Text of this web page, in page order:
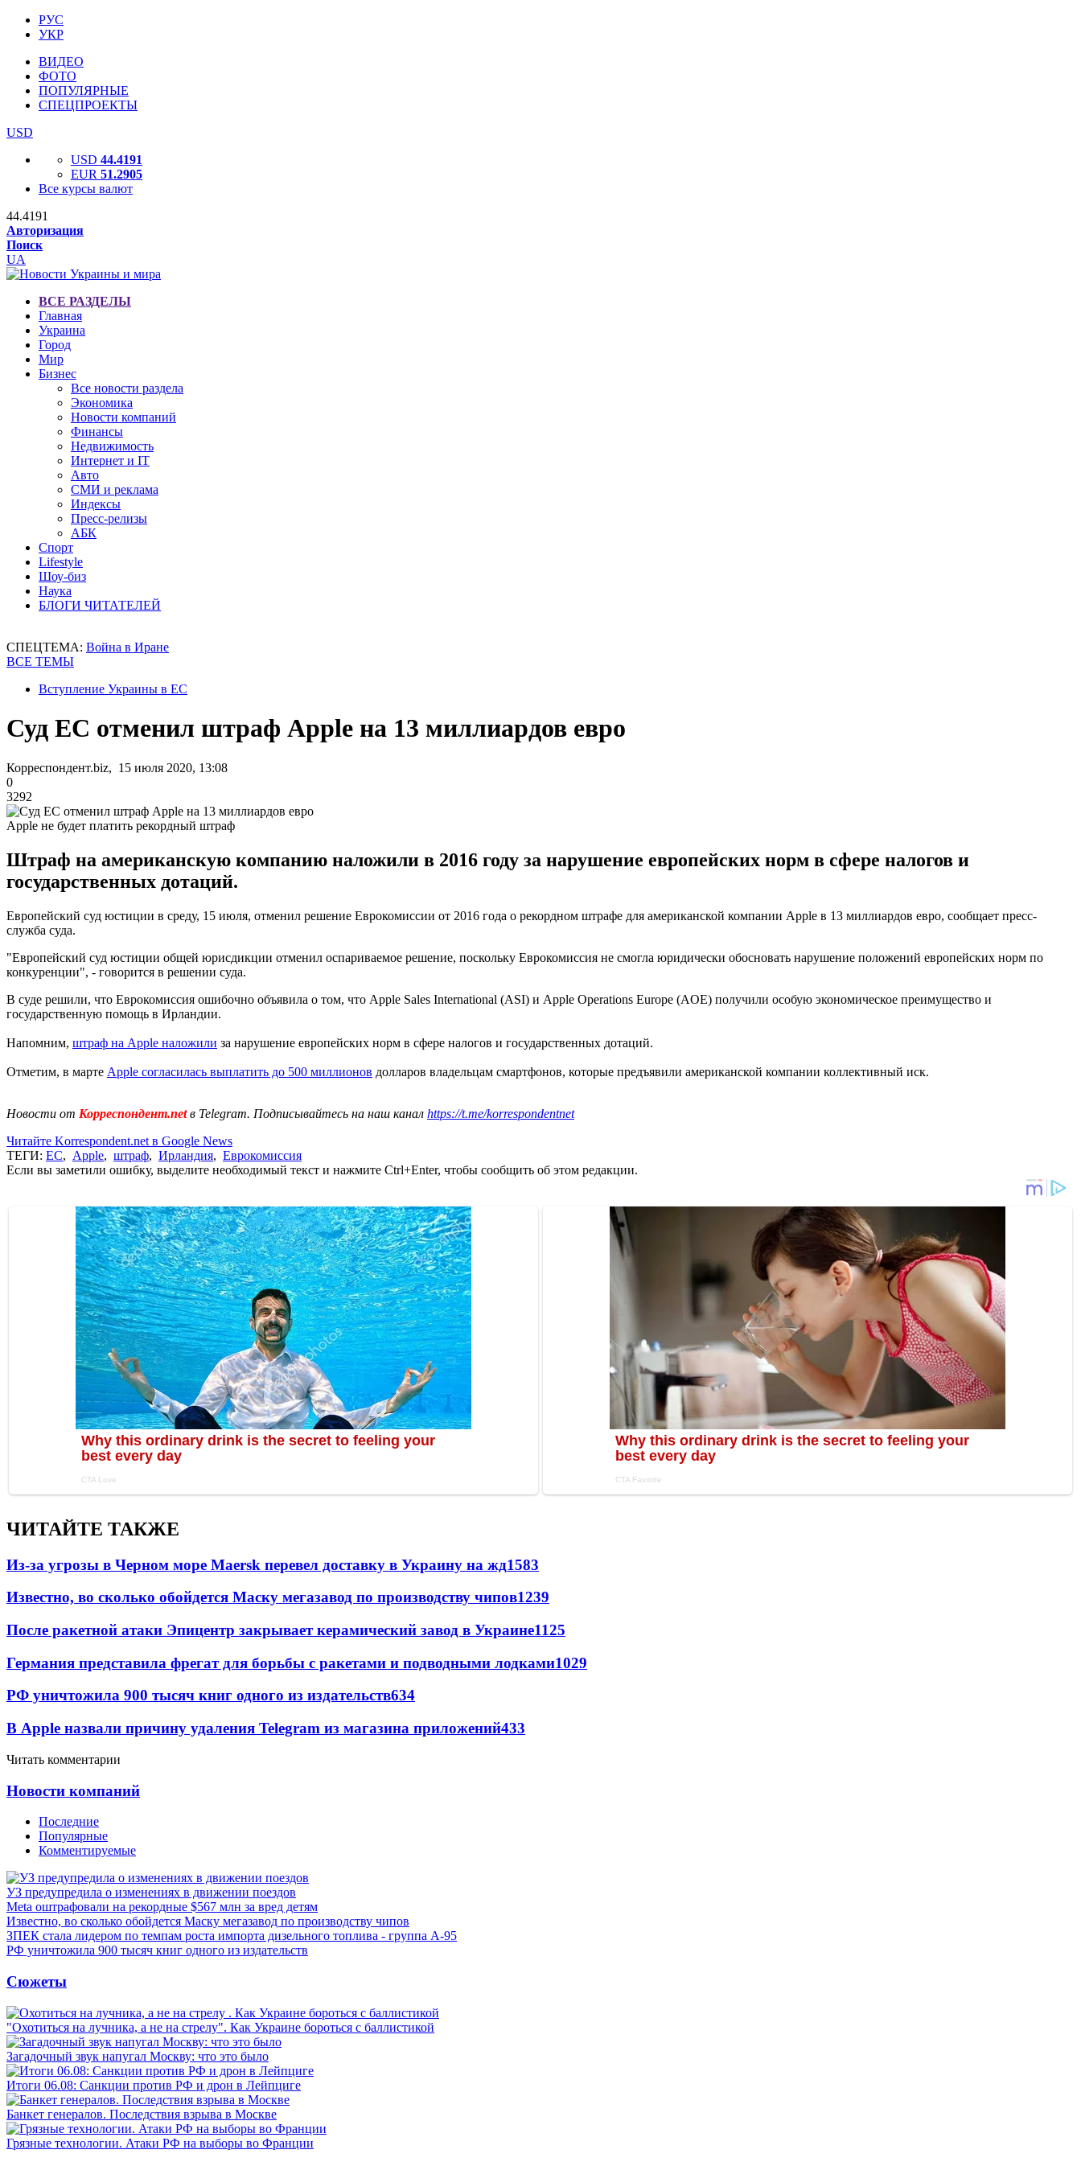
РУС
УКР
ВИДЕО
ФОТО
ПОПУЛЯРНЫЕ
СПЕЦПРОЕКТЫ
USD
USD 44.4191
EUR 51.2905
Все курсы валют
44.4191
Авторизация
Поиск
UA
ВСЕ РАЗДЕЛЫ
Главная
Украина
Город
Мир
Бизнес
Все новости раздела
Экономика
Новости компаний
Финансы
Недвижимость
Интернет и IT
Авто
СМИ и реклама
Индексы
Пресс-релизы
АБК
Спорт
Lifestyle
Шоу-биз
Наука
БЛОГИ ЧИТАТЕЛЕЙ
СПЕЦТЕМА: Война в Иране
ВСЕ ТЕМЫ
Вступление Украины в ЕС
Суд ЕС отменил штраф Apple на 13 миллиардов евро
Корреспондент.biz, 15 июля 2020, 13:08
0
3292
Apple не будет платить рекордный штраф
Штраф на американскую компанию наложили в 2016 году за нарушение европейских норм в сфере налогов и
государственных дотаций.
Европейский суд юстиции в среду, 15 июля, отменил решение Еврокомиссии от 2016 года о рекордном штрафе для американской компании Apple в 13 миллиардов евро, сообщает пресс-
служба суда.
"Европейский суд юстиции общей юрисдикции отменил оспариваемое решение, поскольку Еврокомиссия не смогла юридически обосновать нарушение положений европейских норм по
конкуренции", - говорится в решении суда.
В суде решили, что Еврокомиссия ошибочно объявила о том, что Apple Sales International (ASI) и Apple Operations Europe (AOE) получили особую экономическое преимущество и
государственную помощь в Ирландии.
Напомним, штраф на Apple наложили за нарушение европейских норм в сфере налогов и государственных дотаций.
Отметим, в марте Apple согласилась выплатить до 500 миллионов долларов владельцам смартфонов, которые предъявили американской компании коллективный иск.
Новости от Корреспондент.netв Telegram. Подписывайтесь на наш канал https://t.me/korrespondentnet
Читайте Korrespondent.net в Google News
ТЕГИ: ЕС, Apple, штраф, Ирландия, Еврокомиссия
Если вы заметили ошибку, выделите необходимый текст и нажмите Ctrl+Enter, чтобы сообщить об этом редакции.
ЧИТАЙТЕ ТАКЖЕ
Из-за угрозы в Черном море Maersk перевел доставку в Украину на жд1583
Известно, во сколько обойдется Маску мегазавод по производству чипов1239
После ракетной атаки Эпицентр закрывает керамический завод в Украине1125
Германия представила фрегат для борьбы с ракетами и подводными лодками1029
РФ уничтожила 900 тысяч книг одного из издательств634
В Apple назвали причину удаления Telegram из магазина приложений433
Читать комментарии
Новости компаний
Последние
Популярные
Комментируемые
УЗ предупредила о изменениях в движении поездов
Meta оштрафовали на рекордные $567 млн за вред детям
Известно, во сколько обойдется Маску мегазавод по производству чипов
ЗПЕК стала лидером по темпам роста импорта дизельного топлива - группа А-95
РФ уничтожила 900 тысяч книг одного из издательств
Сюжеты
"Охотиться на лучника, а не на стрелу". Как Украине бороться с баллистикой
Загадочный звук напугал Москву: что это было
Итоги 06.08: Санкции против РФ и дрон в Лейпциге
Банкет генералов. Последствия взрыва в Москве
Грязные технологии. Атаки РФ на выборы во Франции